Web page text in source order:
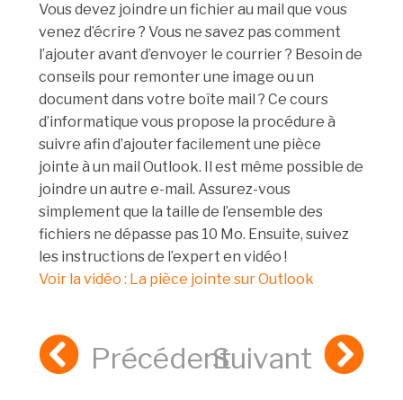
Vous devez joindre un fichier au mail que vous
venez d’écrire ? Vous ne savez pas comment
l’ajouter avant d’envoyer le courrier ? Besoin de
conseils pour remonter une image ou un
document dans votre boîte mail ? Ce cours
d’informatique vous propose la procédure à
suivre afin d’ajouter facilement une pièce
jointe à un mail Outlook. Il est même possible de
joindre un autre e-mail. Assurez-vous
simplement que la taille de l’ensemble des
fichiers ne dépasse pas 10 Mo. Ensuite, suivez
les instructions de l’expert en vidéo !
Voir la vidéo : La pièce jointe sur Outlook
PrécédentSuivant